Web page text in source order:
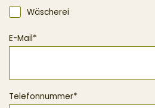
Wäscherei
E-Mail*
Telefonnummer*